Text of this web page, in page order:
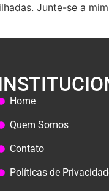
Junte-se a
Home
Quem Somos
Contato
Políticas de